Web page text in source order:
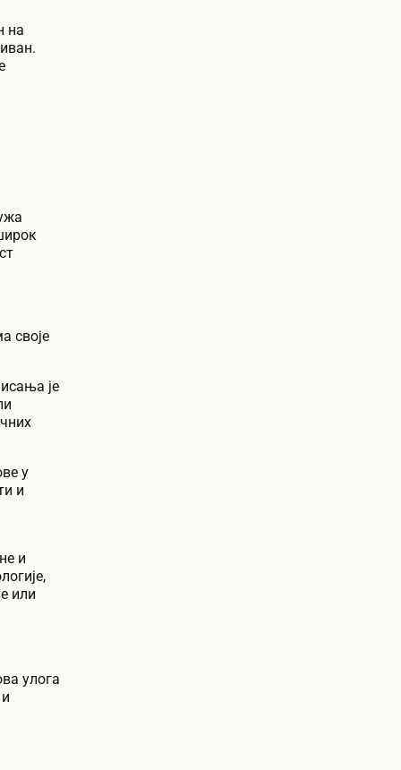
на
своје
је
у
и
и
или
улога